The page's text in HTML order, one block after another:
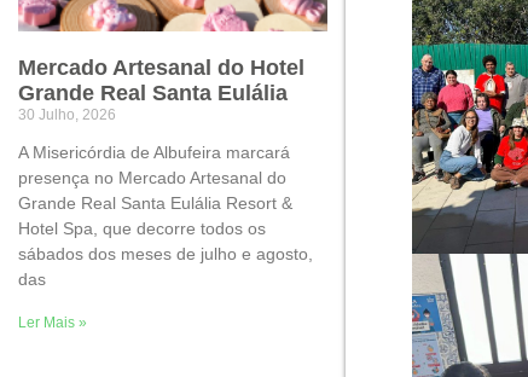
Mercado Artesanal do Hotel
Grande Real Santa Eulália
30 Julho, 2026
A Misericórdia de Albufeira marcará
presença no Mercado Artesanal do
Grande Real Santa Eulália Resort &
Hotel Spa, que decorre todos os
sábados dos meses de julho e agosto,
das
Ler Mais »